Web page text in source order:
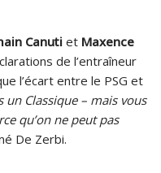
Canutiet Maxence
de l’entraîneur
l’écart entre le PSG et
un Classique – mais vous
qu’on ne peut pas
De Zerbi.